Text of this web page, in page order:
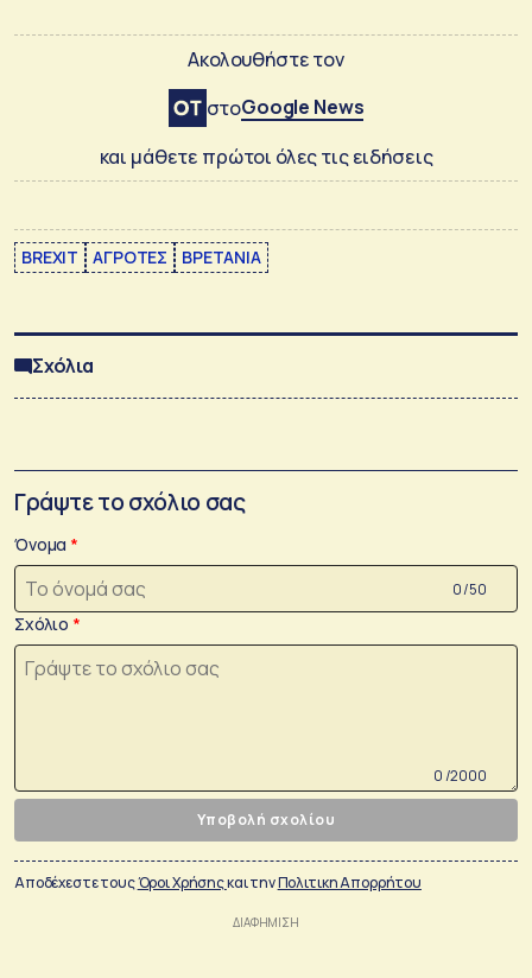
Ακολουθήστε τον
στοGoogle News
και μάθετε πρώτοι όλες τις ειδήσεις
BREXIT ΑΓΡΟΤΕΣ ΒΡΕΤΑΝΙΑ
Σχόλια
Γράψτε το σχόλιο σας
Όνομα
0 /50
Σχόλιο
0 /2000
Υποβολή σχολίου
Αποδέχεστε τουςΌροι Χρήσηςκαι τηνΠολιτικη Απορρήτου